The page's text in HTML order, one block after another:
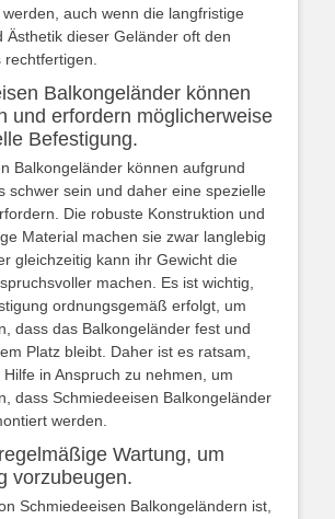
auch wenn die langfristige
Ästhetik dieser Geländer oft den
Balkongeländer können
und erfordern möglicherweise
Befestigung.
Balkongeländer können aufgrund
schwer sein und daher eine spezielle
Die robuste Konstruktion und
Material machen sie zwar langlebig
gleichzeitig kann ihr Gewicht die
machen. Es ist wichtig,
ordnungsgemäß erfolgt, um
dass das Balkongeländer fest und
Platz bleibt. Daher ist es ratsam,
in Anspruch zu nehmen, um
dass Schmiedeeisen Balkongeländer
werden.
Wartung, um
vorzubeugen.
Schmiedeeisen Balkongeländern ist,